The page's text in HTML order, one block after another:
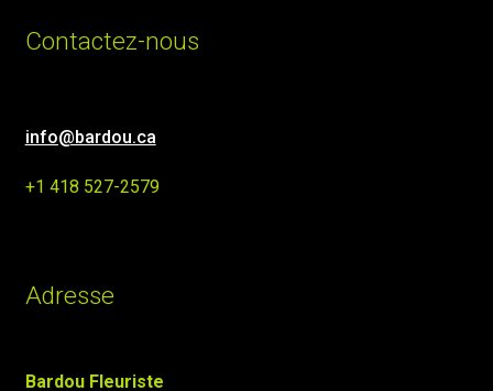
Contactez-nous
info@bardou.ca
+1 418 527-2579
Adresse
Bardou Fleuriste